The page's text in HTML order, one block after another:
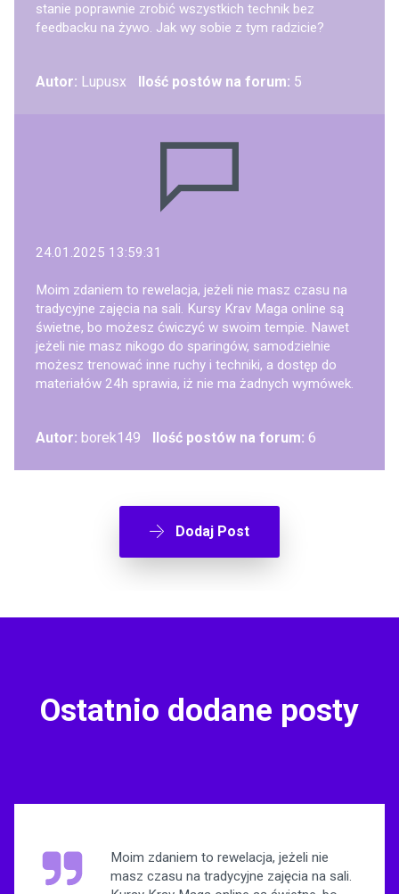
stanie poprawnie zrobić wszystkich technik bez
feedbacku na żywo. Jak wy sobie z tym radzicie?
Autor: Lupusx Ilość postów na forum: 5
24.01.2025 13:59:31
Moim zdaniem to rewelacja, jeżeli nie masz czasu na
tradycyjne zajęcia na sali. Kursy Krav Maga online są
świetne, bo możesz ćwiczyć w swoim tempie. Nawet
jeżeli nie masz nikogo do sparingów, samodzielnie
możesz trenować inne ruchy i techniki, a dostęp do
materiałów 24h sprawia, iż nie ma żadnych wymówek.
Autor: borek149 Ilość postów na forum: 6
Dodaj Post
Ostatnio dodane posty
Moim zdaniem to rewelacja, jeżeli nie
masz czasu na tradycyjne zajęcia na sali.